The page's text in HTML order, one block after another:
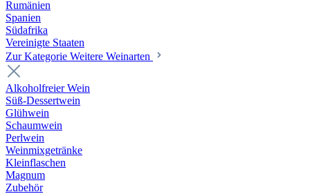
Rumänien
Spanien
Südafrika
Vereinigte Staaten
Zur Kategorie Weitere Weinarten
Alkoholfreier Wein
Süß-Dessertwein
Glühwein
Schaumwein
Perlwein
Weinmixgetränke
Kleinflaschen
Magnum
Zubehör